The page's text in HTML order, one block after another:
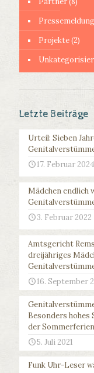
Projekte(2)
Letzte Beiträge
Urteil: Sieben
17. Februar 2024
Mädchen endlich
3. Februar 2022
Amtsgericht
dreijähriges
16. September
Besonders
der Sommerferien
5. Juli 2021
Funk Uhr-Leser